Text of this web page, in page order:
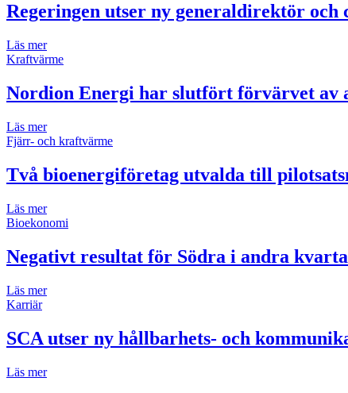
Regeringen utser ny generaldirektör
Läs mer
Kraftvärme
Nordion Energi har slutfört förvärvet
Läs mer
Fjärr- och kraftvärme
Två bioenergiföretag utvalda till
Läs mer
Bioekonomi
Negativt resultat för Södra i andra
Läs mer
Karriär
SCA utser ny hållbarhets- och
Läs mer